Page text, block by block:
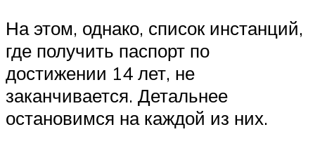
На этом, однако, список инстанций,
где получить паспорт по
достижении 14 лет, не
заканчивается. Детальнее
остановимся на каждой из них.